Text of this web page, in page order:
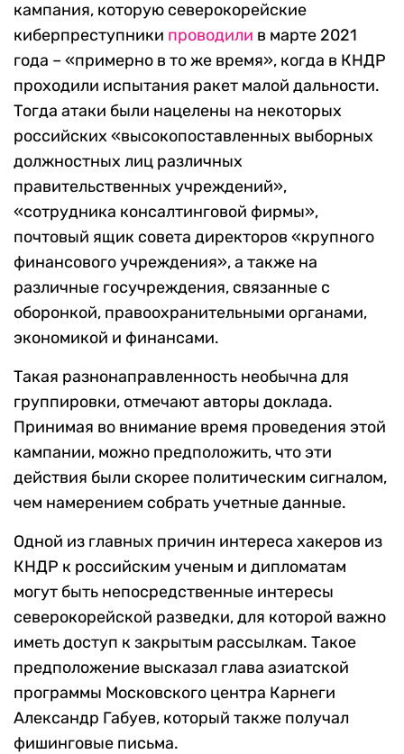
кампания, которую северокорейские
киберпреступники проводили в марте 2021
года – «примерно в то же время», когда в КНДР
проходили испытания ракет малой дальности.
Тогда атаки были нацелены на некоторых
российских «высокопоставленных выборных
должностных лиц различных
правительственных учреждений»,
«сотрудника консалтинговой фирмы»,
почтовый ящик совета директоров «крупного
финансового учреждения», а также на
различные госучреждения, связанные с
оборонкой, правоохранительными органами,
экономикой и финансами.
Такая разнонаправленность необычна для
группировки, отмечают авторы доклада.
Принимая во внимание время проведения этой
кампании, можно предположить, что эти
действия были скорее политическим сигналом,
чем намерением собрать учетные данные.
Одной из главных причин интереса хакеров из
КНДР к российским ученым и дипломатам
могут быть непосредственные интересы
северокорейской разведки, для которой важно
иметь доступ к закрытым рассылкам. Такое
предположение высказал глава азиатской
программы Московского центра Карнеги
Александр Габуев, который также получал
фишинговые письма.